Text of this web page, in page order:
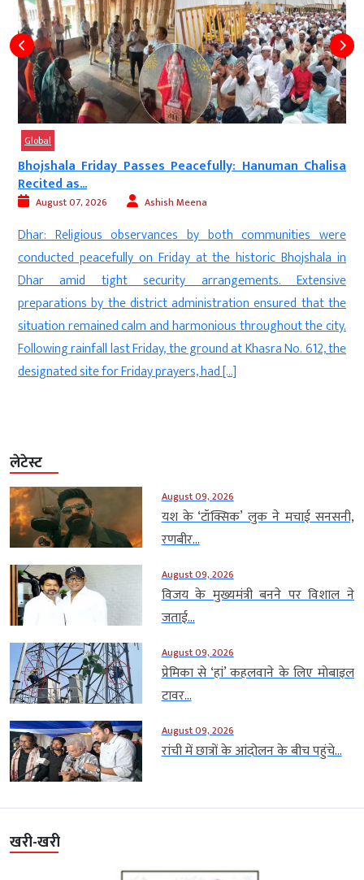
Global
Bhojshala Friday Passes Peacefully: Hanuman Chalisa
Recited as...
August 07, 2026 Ashish Meena
Dhar: Religious observances by both communities were
conducted peacefully on Friday at the historic Bhojshala in
Dhar amid tight security arrangements. Extensive
preparations by the district administration ensured that the
situation remained calm and harmonious throughout the city.
Following rainfall last Friday, the ground at Khasra No. 612, the
designated site for Friday prayers, had […]
लेटेस्ट
August 09, 2026
यश के ‘टॉक्सिक’ लुक ने मचाई सनसनी,
रणबीर...
August 09, 2026
विजय के मुख्यमंत्री बनने पर विशाल ने
जताई...
August 09, 2026
प्रेमिका से ‘हां’ कहलवाने के लिए मोबाइल
टावर...
August 09, 2026
रांची में छात्रों के आंदोलन के बीच पहुंचे...
खरी-खरी